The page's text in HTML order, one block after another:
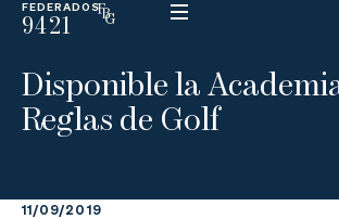
FEDERADOS
9421
ESP
N
D
I
C
Disponible la
Reglas de Golf
11/09/2019